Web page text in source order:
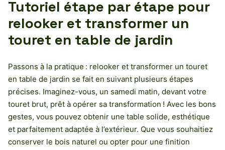
Tutoriel étape par étape pour
relooker et transformer un
touret en table de jardin
Passons à la pratique : relooker et transformer un touret
en table de jardin se fait en suivant plusieurs étapes
précises. Imaginez-vous, un samedi matin, devant votre
touret brut, prêt à opérer sa transformation ! Avec les bons
gestes, vous pouvez obtenir une table solide, esthétique
et parfaitement adaptée à l’extérieur. Que vous souhaitiez
conserver le bois naturel ou opter pour une finition